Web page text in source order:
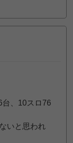
台、10スロ76
いと思われ